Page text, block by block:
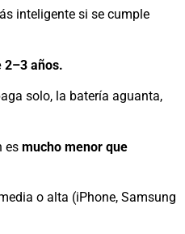
inteligente si se cumple
2–3 años.
solo, la batería aguanta,
es mucho menor que
o alta (iPhone, Samsung